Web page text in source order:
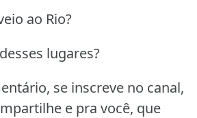
ao Rio?
lugares?
se inscreve no canal,
e pra você, que